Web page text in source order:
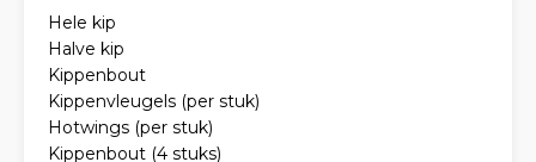
Hele kip
Halve kip
Kippenbout
Kippenvleugels (per stuk)
Hotwings (per stuk)
Kippenbout (4 stuks)